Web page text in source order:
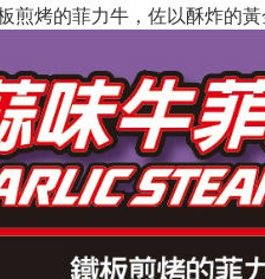
煎烤的菲力牛，佐以酥炸的